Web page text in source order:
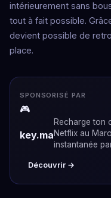
intérieurement sans
tout à fait possible.
devient possible de
place.
SPONSORISÉ PAR
🎮
key.ma
Recharge ton
Netflix au
instantanée
Découvrir →